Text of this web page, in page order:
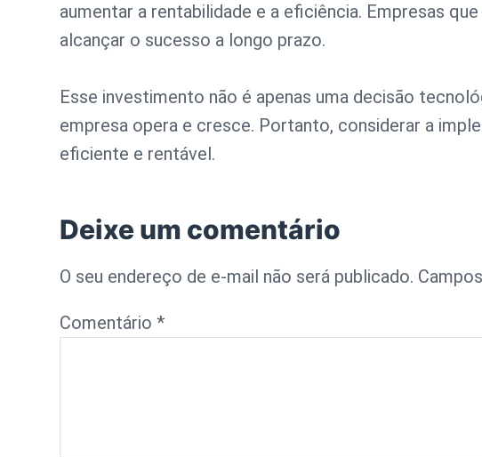
aumentar a rentabilidade e a eficiência. Empresas
alcançar o sucesso a longo prazo.
Esse investimento não é apenas uma decisão
empresa opera e cresce. Portanto, considerar a
eficiente e rentável.
Deixe um comentário
O seu endereço de e-mail não será publicado.
Comentário*